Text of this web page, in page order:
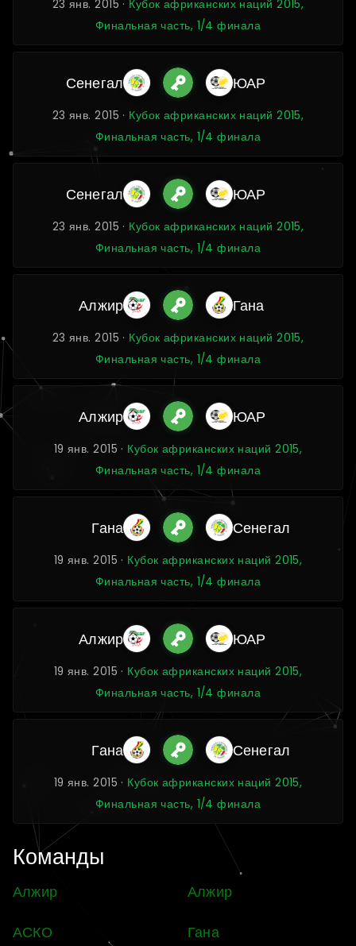
23 янв. 2015 · Кубок африканских наций 2015,
Финальная часть, 1/4 финала
Сенегал ЮАР
23 янв. 2015 · Кубок африканских наций 2015,
Финальная часть, 1/4 финала
Сенегал ЮАР
23 янв. 2015 · Кубок африканских наций 2015,
Финальная часть, 1/4 финала
Алжир Гана
23 янв. 2015 · Кубок африканских наций 2015,
Финальная часть, 1/4 финала
Алжир ЮАР
19 янв. 2015 · Кубок африканских наций 2015,
Финальная часть, 1/4 финала
Гана Сенегал
19 янв. 2015 · Кубок африканских наций 2015,
Финальная часть, 1/4 финала
Алжир ЮАР
19 янв. 2015 · Кубок африканских наций 2015,
Финальная часть, 1/4 финала
Гана Сенегал
19 янв. 2015 · Кубок африканских наций 2015,
Финальная часть, 1/4 финала
Команды
Алжир Алжир
АСКО Гана